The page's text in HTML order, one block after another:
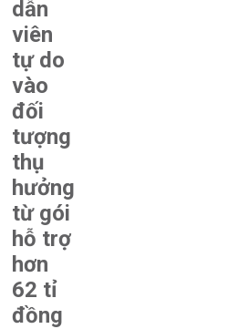
dẫn
viên
tự do
vào
đối
tượng
thụ
hưởng
từ gói
hỗ trợ
hơn
62 tỉ
đồng